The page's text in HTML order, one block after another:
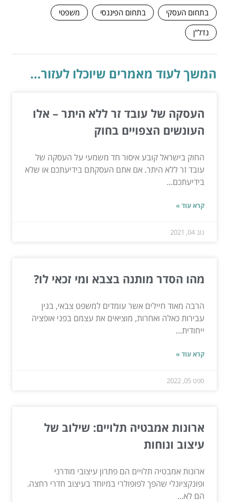
בתחום העסקי בתחום הפיננסי
משפטי
נדל"ן
המשך לעוד מאמרים שיוכלו לעזור...
העסקה של עובד זר ללא היתר – אלו
העונשים הצפויים בחוק
החוק בישראל קובע איסור חד משמעי על העסקה של
עובד זר ללא היתר. אם אתם העסקתם בידיעתכם או שלא
בידיעתכם...
קרא עוד »
נוב 04, 2021
מהו הסדר מותנה בצבא ומי זכאי לו?
הרבה מאוד חיילים אשר עומדים למשפט צבאי, בגין
עבירות כאלה ואחרות, מוציאים את עצמם בפני אופציה
ייחודית...
קרא עוד »
ספט 05, 2022
ארונות אמבטיה תלויים: שילוב של
עיצוב ונוחות
ארונות אמבטיה תלויים הם פתרון עיצובי מודרני
ופונקציונלי שהפך לפופולרי במיוחד בעיצוב חדרי רחצה.
הם לא...